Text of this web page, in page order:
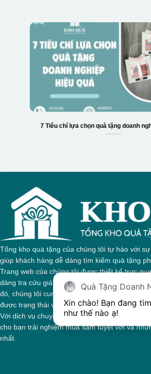
7 Tiêu chí lựa chọn quà tặng doanh
Tổng kho quà tặng của chúng tôi tự hào với
giúp khách hàng dễ dàng tìm kiếm quà tặng
Trang web của chúng tôi được thiết kế trực
dàng tra cứu giá cả và thông tin chi tiết về từng
đó, chúng tôi cung cấp hệ thống theo dõi đơn
được trạng thái và giai đoạn xử lý của đơn
Với dịch vụ chuyên nghiệp và tận tâm, chúng
cho bạn trải nghiệm mua sắm tuyệt vời và
nhất.
Quà Tặng Doanh
Xin chào! Bạn đang
như thế nào ạ!